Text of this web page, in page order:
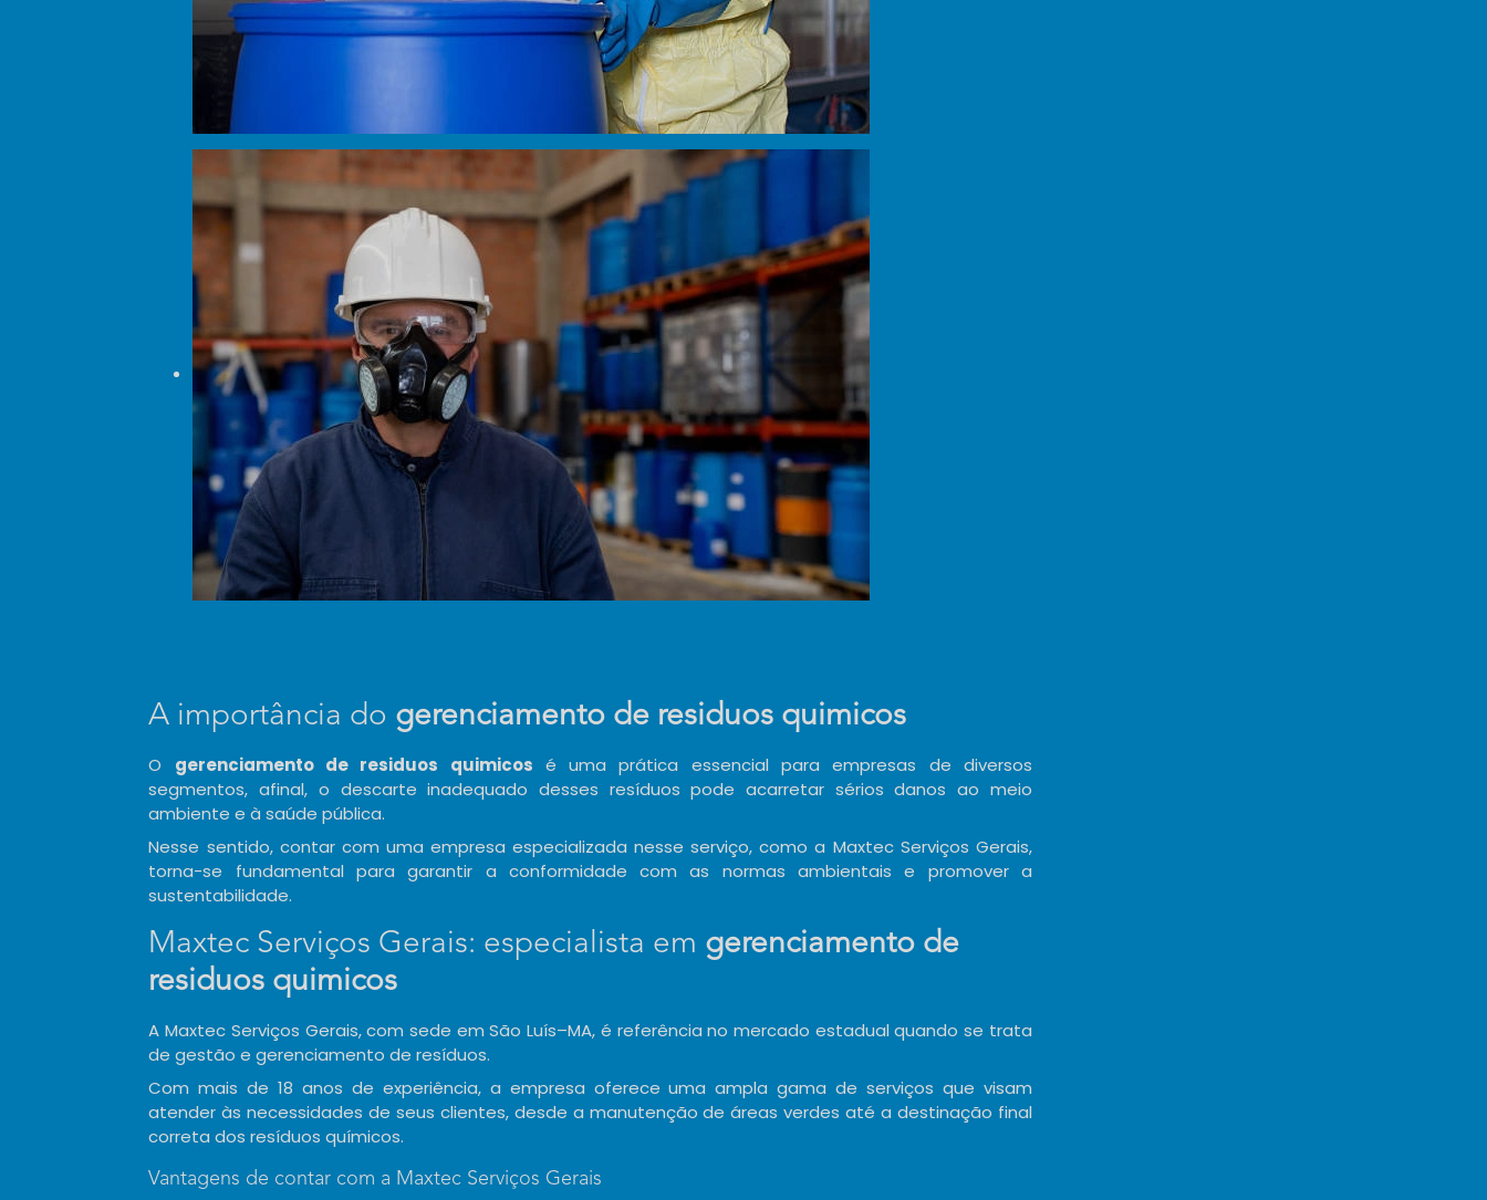
A importância do gerenciamento de residuos quimicos
O gerenciamento de residuos quimicos é uma prática essencial para empresas de diversos
segmentos, afinal, o descarte inadequado desses resíduos pode acarretar sérios danos ao meio
ambiente e à saúde pública.
Nesse sentido, contar com uma empresa especializada nesse serviço, como a Maxtec Serviços Gerais,
torna-se fundamental para garantir a conformidade com as normas ambientais e promover a
sustentabilidade.
Maxtec Serviços Gerais: especialista em gerenciamento de
residuos quimicos
A Maxtec Serviços Gerais, com sede em São Luís–MA, é referência no mercado estadual quando se trata
de gestão e gerenciamento de resíduos.
Com mais de 18 anos de experiência, a empresa oferece uma ampla gama de serviços que visam
atender às necessidades de seus clientes, desde a manutenção de áreas verdes até a destinação final
correta dos resíduos químicos.
Vantagens de contar com a Maxtec Serviços Gerais